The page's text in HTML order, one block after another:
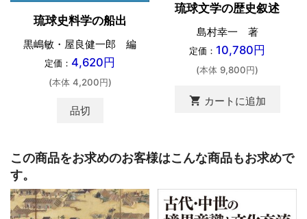
琉球史料学の船出
黒嶋敏・屋良健一郎 編
定価： 4,620円
(本体 4,200円)
品切
琉球文学の歴史叙述
島村幸一 著
定価： 10,780円
(本体 9,800円)
shopping_cart カートに追加
この商品をお求めのお客様はこんな商品もお求めで
す。